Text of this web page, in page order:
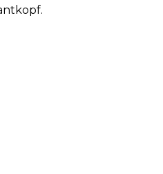
für bessere